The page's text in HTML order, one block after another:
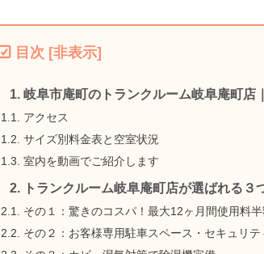
目次 [非表示]
1. 岐阜市庵町のトランクルーム岐阜庵町店
1.1. アクセス
1.2. サイズ別料金表と空室状況
1.3. 室内を動画でご紹介します
2. トランクルーム岐阜庵町店が選ばれる３
2.1.
その１：驚きのコスパ！最大12ヶ月間使用料
2.2.
その２：お客様専用駐車スペース・セキュリテ